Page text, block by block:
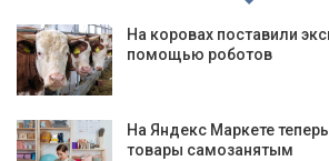
На коровах поставили
помощью роботов
На Яндекс Маркете
товары самозанятым